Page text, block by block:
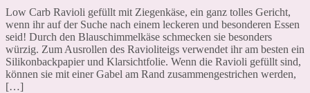
Low Carb Ravioli gefüllt mit Ziegenkäse, ein ganz tolles Gericht,
wenn ihr auf der Suche nach einem leckeren und besonderen Essen
seid! Durch den Blauschimmelkäse schmecken sie besonders
würzig. Zum Ausrollen des Ravioliteigs verwendet ihr am besten ein
Silikonbackpapier und Klarsichtfolie. Wenn die Ravioli gefüllt sind,
können sie mit einer Gabel am Rand zusammengestrichen werden,
[…]